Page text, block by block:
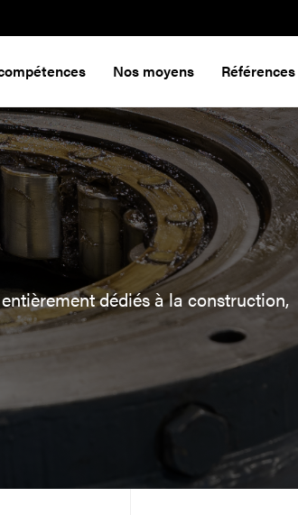
Nos moyens Références
dédiés à la construction,